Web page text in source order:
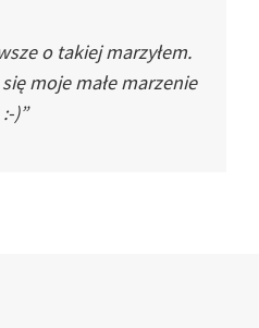
o takiej marzyłem.
moje małe marzenie
:-)”